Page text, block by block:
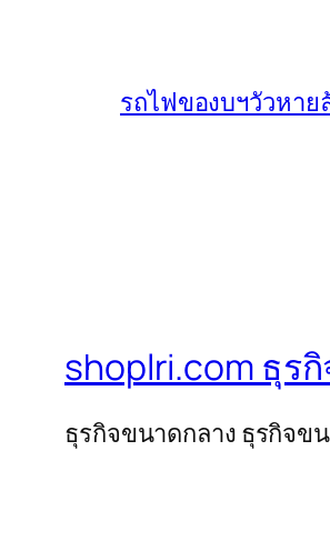
รถไฟของบฯวัวหา
shoplri.com ธุร
ธุรกิจขนาดกลาง ธุรกิจข